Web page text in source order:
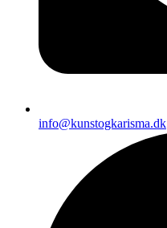
info@kunstogkarisma.dk